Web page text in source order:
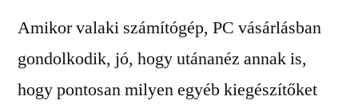
Amikor valaki számítógép, PC vásárlásban
gondolkodik, jó, hogy utánanéz annak is,
hogy pontosan milyen egyéb kiegészítőket